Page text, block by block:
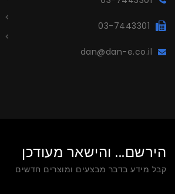
03-7443301
dan@dan-e.co.il
הירשם... והישאר מעודכן
קבל מידע בדבר מבצעים ומוצרים חדשים